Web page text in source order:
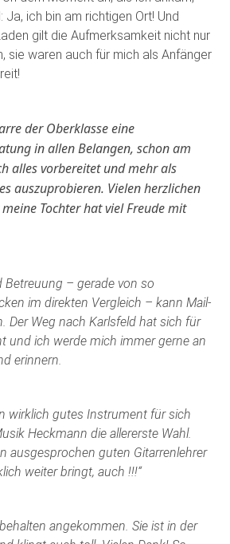
Ja, ich bin am richtigen Ort! Und
gilt die Aufmerksamkeit nicht nur
sie waren auch für mich als Anfänger
der Oberklasse eine
in allen Belangen, schon am
alles vorbereitet und mehr als
auszuprobieren. Vielen herzlichen
Tochter hat viel Freude mit
Betreuung – gerade von so
im direkten Vergleich – kann Mail-
Der Weg nach Karlsfeld hat sich für
und ich werde mich immer gerne an
erinnern.
wirklich gutes Instrument für sich
Heckmann die allererste Wahl.
ausgesprochen guten Gitarrenlehrer
weiter bringt, auch !!!“
angekommen. Sie ist in der